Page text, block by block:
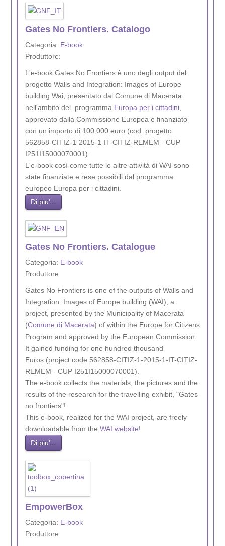
Gates No Frontiers. Catalogo
Categoria: E-book
Produttore:
L'e-book Gates No Frontiers è uno degli output del
progetto Walls and Integration: Images of Europe
building Wai, presentato dal Comune di Macerata
nell'ambito del programma Europa per i cittadini,
approvato dalla Commissione Europea e finanziato
con un importo di 100.000 euro (cod. progetto
562858-CITIZ-1-2015-1-IT-CITIZ-REMEM - CUP
I251I15000070001).
L'e-book così come tutte le altre attività di WAI sono
state finanziate e rese possibili dal programma
europeo Europa per i cittadini.
Di piu'...
Gates No Frontiers. Catalogue
Categoria: E-book
Produttore:
Gates No Frontiers is one of the outputs of Walls and
Integration: Images of Europe building (WAI), a
project, presented by the Municipality of Macerata
(Comune di Macerata) of within the Europe for Citizens
Program and approved by the European Commission.
It gained funding for one hundred thousand
Euros (project code 562858-CITIZ-1-2015-1-IT-CITIZ-
REMEM - CUP I251I15000070001).
The e-book collects the materials, the pictures and the
results of the research for the travelling exhibit, "Gates
no frontiers"!
This e-book, realized for the WAI project, are freely
downloadable from the WAI website!
Di piu'...
EmpowerBox
Categoria: E-book
Produttore: